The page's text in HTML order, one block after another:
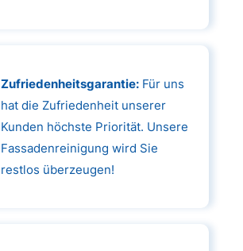
Zufriedenheitsgarantie:Für uns
hat die Zufriedenheit unserer
Kunden höchste Priorität. Unsere
Fassadenreinigung wird Sie
restlos überzeugen!